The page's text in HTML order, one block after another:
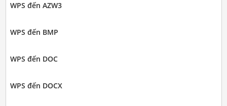
WPS đến AZW3
WPS đến BMP
WPS đến DOC
WPS đến DOCX